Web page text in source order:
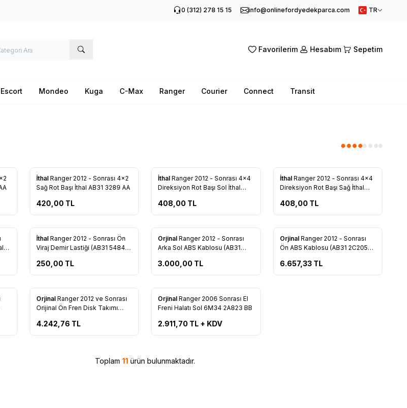
0 (312) 278 15 15 info@onlinefordyedekparca.com TR
Favorilerim Hesabım Sepetim
Escort Mondeo Kuga C-Max Ranger Courier Connect Transit
Yeni
Favorilere Ekle
Tükendi
İthal Ranger 2012 - Sonrası 4x2
Sağ Rot Başı İthal AB31 3289 AA
420,00 TL
Yeni
Favorilere Ekle
Tükendi
İthal Ranger 2012 - Sonrası 4x4
Direksiyon Rot Başı Sol İthal
408,00 TL
Yeni
Favorilere Ekle
İthal Ranger 2012 - Sonrası 4x4
Direksiyon Rot Başı Sağ İthal
408,00 TL
Favorilere Ekle
İthal Ranger 2012 - Sonrası Ön
Viraj Demir Lastiği (AB31 5484
250,00 TL
Favorilere Ekle
Orjinal Ranger 2012 - Sonrası
Arka Sol ABS Kablosu (AB31
3.000,00 TL
Favorilere Ekle
Tükendi
Orjinal Ranger 2012 - Sonrası
Ön ABS Kablosu (AB31 2C205
6.657,33 TL
Favorilere Ekle
Tükendi
Orjinal Ranger 2012 ve Sonrası
Orijinal Ön Fren Disk Takımı
4.242,76 TL
Favorilere Ekle
Orjinal Ranger 2006 Sonrası El
Freni Halatı Sol 6M34 2A823 BB
2.911,70 TL + KDV
Toplam 11 ürün bulunmaktadır.